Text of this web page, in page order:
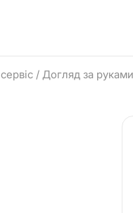
/ Догляд за